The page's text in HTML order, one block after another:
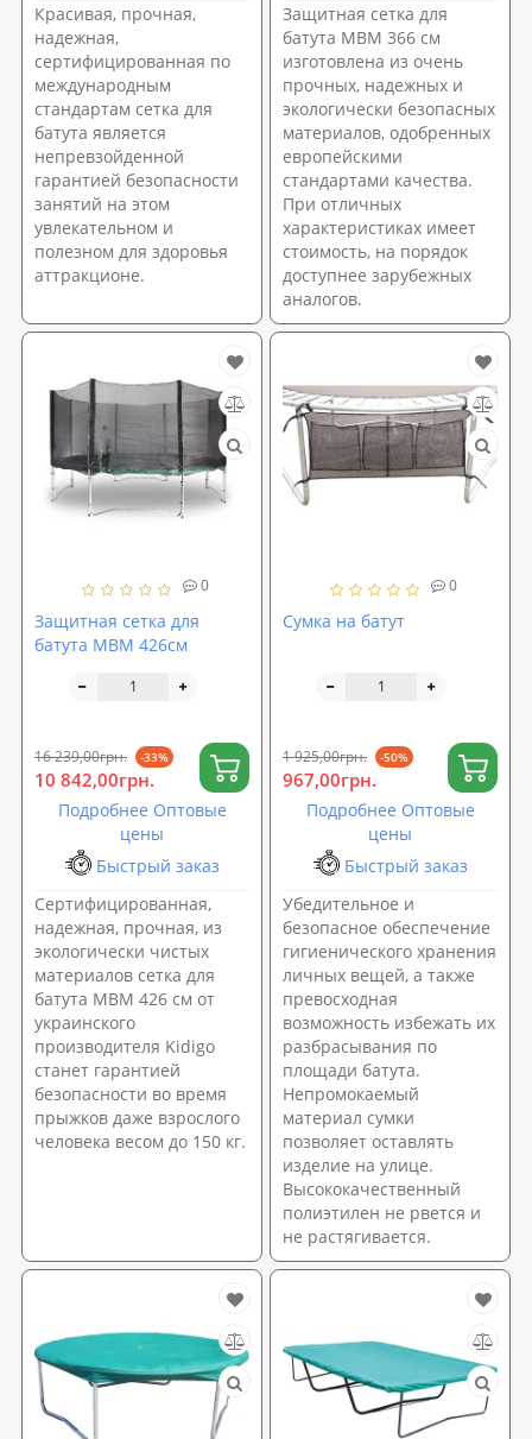
Красивая, прочная,
надежная,
сертифицированная по
международным
стандартам сетка для
батута является
непревзойденной
гарантией безопасности
занятий на этом
увлекательном и
полезном для здоровья
аттракционе.
Защитная сетка для
батута МВМ 366 см
изготовлена из очень
прочных, надежных и
экологически безопасных
материалов, одобренных
европейскими
стандартами качества.
При отличных
характеристиках имеет
стоимость, на порядок
доступнее зарубежных
аналогов.
0
Защитная сетка для
батута MBM 426см
16 239,00грн. -33%
10 842,00грн.
Подробнее Оптовые
цены
Быстрый заказ
Сертифицированная,
надежная, прочная, из
экологически чистых
материалов сетка для
батута МВМ 426 см от
украинского
производителя Kidigo
станет гарантией
безопасности во время
прыжков даже взрослого
человека весом до 150 кг.
0
Сумка на батут
1 925,00грн. -50%
967,00грн.
Подробнее Оптовые
цены
Быстрый заказ
Убедительное и
безопасное обеспечение
гигиенического хранения
личных вещей, а также
превосходная
возможность избежать их
разбрасывания по
площади батута.
Непромокаемый
материал сумки
позволяет оставлять
изделие на улице.
Высококачественный
полиэтилен не рвется и
не растягивается.